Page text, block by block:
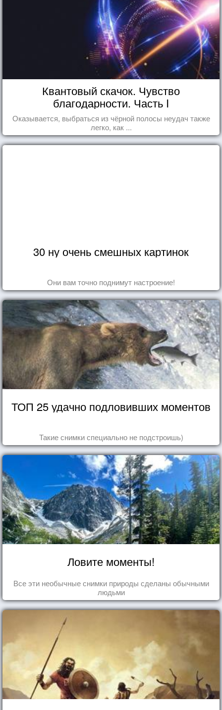
Квантовый скачок. Чувство
благодарности. Часть I
Оказывается, выбраться из чёрной полосы неудач также
легко, как ...
30 ну очень смешных картинок
Они вам точно поднимут настроение!
ТОП 25 удачно подловивших моментов
Такие снимки специально не подстроишь)
Ловите моменты!
Все эти необычные снимки природы сделаны обычными
людьми